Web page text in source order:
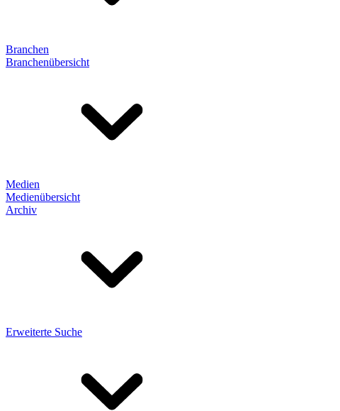
Branchen
Branchenübersicht
Medien
Medienübersicht
Archiv
Erweiterte Suche